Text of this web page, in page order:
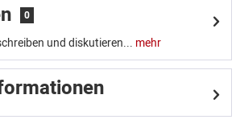
0
und diskutieren... mehr